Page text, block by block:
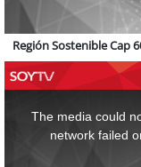
Región Sostenible Cap
The media could
network failed